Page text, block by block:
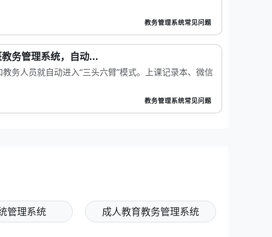
教务管理系统常见问题
务管理系统，自动...
务人员就自动进入“三头六臂”模式。上课记录本、微信
教务管理系统常见问题
管理系统 成人教育教务管理系统